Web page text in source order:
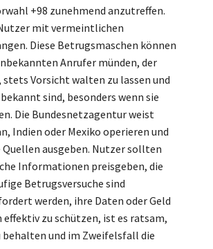
+98 zunehmend anzutreffen.
mit vermeintlichen
Diese Betrugsmaschen können
Anrufer münden, der
Vorsicht walten zu lassen und
sind, besonders wenn sie
Die Bundesnetzagentur weist
Indien oder Mexiko operieren und
ausgeben. Nutzer sollten
Informationen preisgeben, die
Betrugsversuche sind
werden, ihre Daten oder Geld
zu schützen, ist es ratsam,
und im Zweifelsfall die